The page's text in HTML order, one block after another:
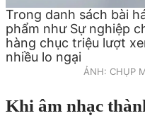
Trong danh sách bài
phẩm như Sự nghiệp
hàng chục triệu lượt
nhiều lo ngại
ẢNH: CHỤP
Khi âm nhạc